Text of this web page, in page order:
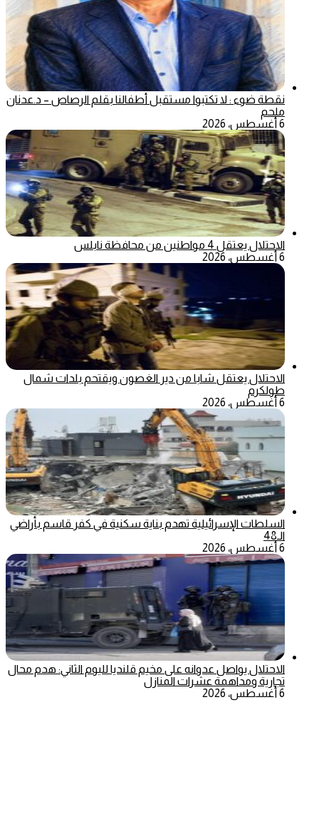
نقطة ضوء : لا تكتبوا مستقبل أطفالنا بقلم الرصاص – د.عدنان
ملحم
6 أغسطس، 2026
الاحتلال يعتقل 4 مواطنين من محافظة نابلس
6 أغسطس، 2026
الاحتلال يعتقل شابا من دير الغصون ويقتحم بلدات شمال
طولكرم
6 أغسطس، 2026
السلطات الإسرائيلية تهدم بناية سكنية في كفر قاسم بأراضي
الـ48
6 أغسطس، 2026
الاحتلال يواصل عدوانه على مخيم قلنديا لليوم الثاني: هدم محال
تجارية ومداهمة عشرات المنازل
6 أغسطس، 2026